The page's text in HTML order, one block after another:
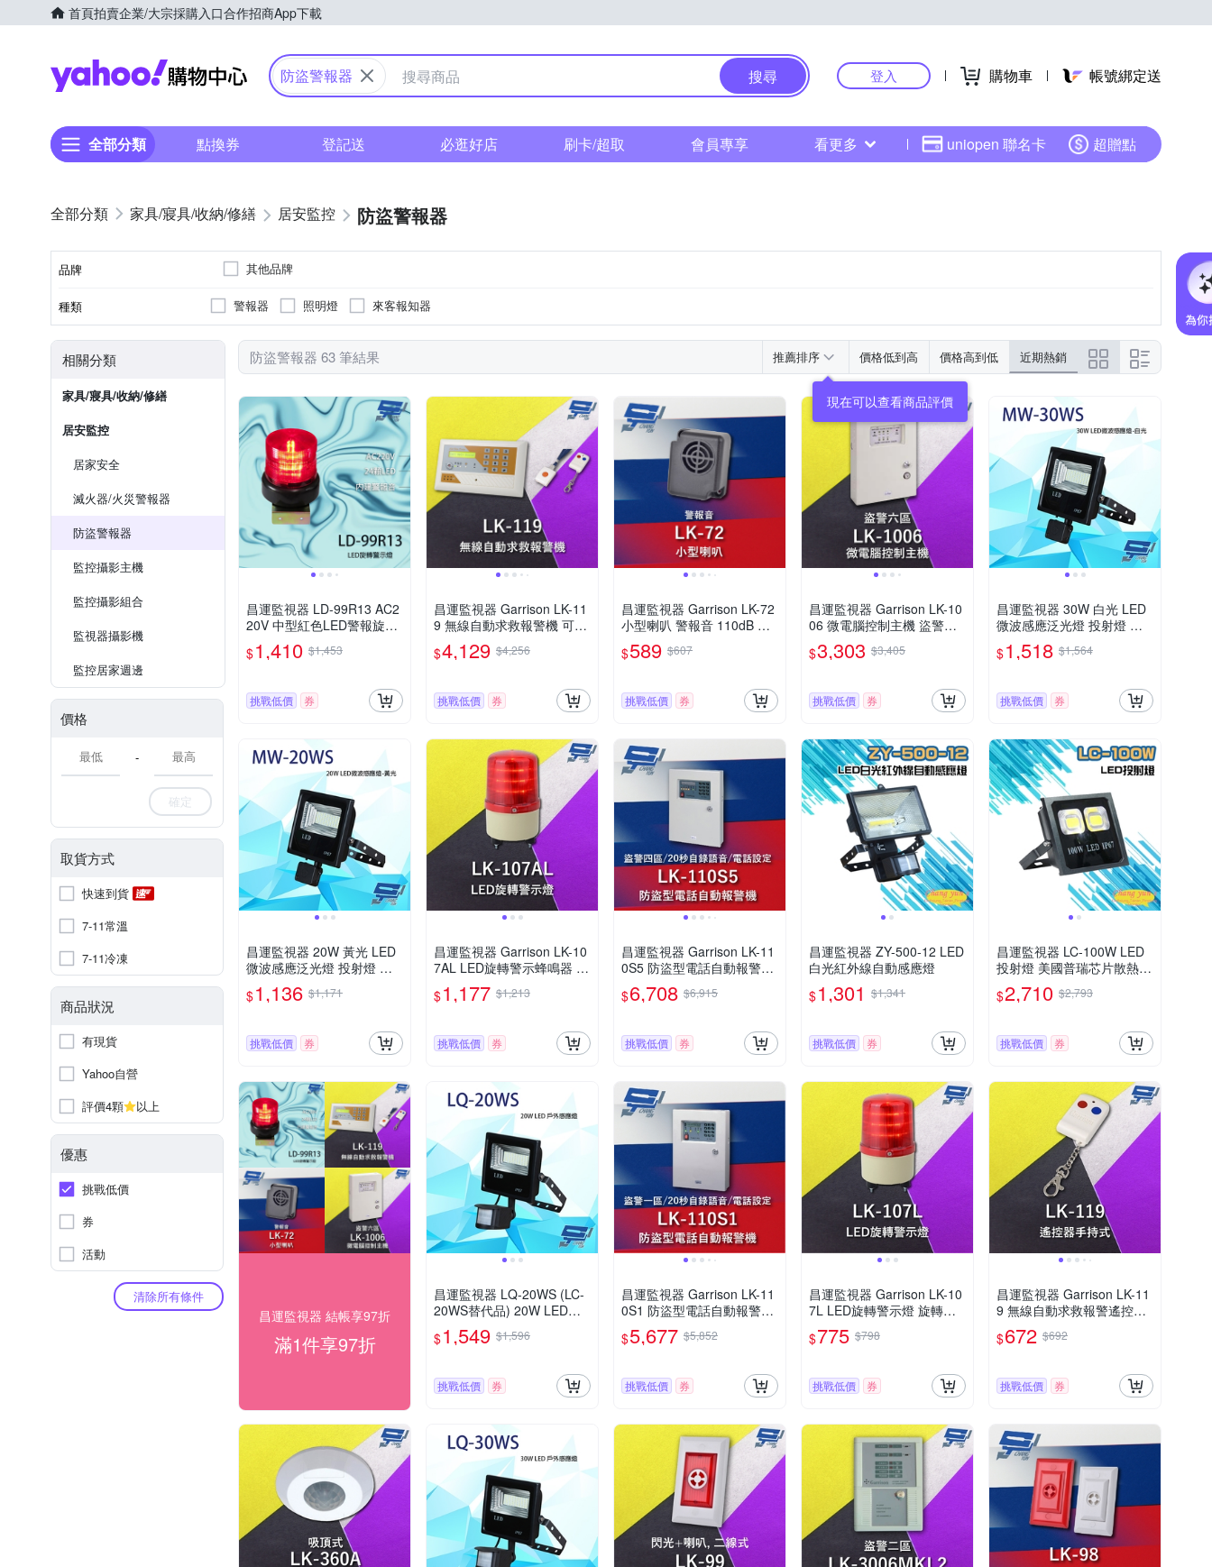
首頁拍賣企業/大宗採購入口合作招商App下載
Yahoo購物中心
防盜警報器 搜尋 登入 購物車 帳號綁定送
全部分類 點換券 登記送 必逛好店 刷卡/超取 會員專享 看更多 uniopen 聯名卡 超贈點
家具/寢具/收納/修繕 居安監控 防盜警報器
品牌 其他品牌
種類 警報器 照明燈 來客報知器
相關分類
家具/寢具/收納/修繕
居安監控
居家安全
滅火器/火災警報器
防盜警報器
監控攝影主機
監控攝影組合
監視器攝影機
監控居家週邊
價格
-
確定
取貨方式
快速到貨
7-11常溫
7-11冷凍
商品狀況
有現貨
Yahoo自營
評價4顆
以上
優惠
挑戰低價
券
活動
清除所有條件
防盜警報器 63 筆結果 推薦排序 價格低到高 價格高到低 近期熱銷
昌運監視器 LD-99R13 AC2
20V 中型紅色LED警報旋轉
燈(含L鍍鋅鐵板支架及蜂鳴
器)
$1,410 $1,453
挑戰低價 券
昌運監視器 Garrison LK-11
9 無線自動求救報警機 可匹
配15支遙控器 可存8組電話
號碼
$4,129 $4,256
挑戰低價 券
昌運監視器 Garrison LK-72
小型喇叭 警報音 110dB 逆
接保護
$589 $607
挑戰低價 券
昌運監視器 Garrison LK-10
06 微電腦控制主機 盜警六
區 快速偵測及終端電阻防破
壞設計
$3,303 $3,405
挑戰低價 券
昌運監視器 30W 白光 LED
微波感應泛光燈 投射燈 投
光燈 戶外洗牆燈 全電壓 戶
外探照燈 燈具 IP67
$1,518 $1,564
挑戰低價 券
昌運監視器 20W 黃光 LED
微波感應泛光燈 投射燈 投
光燈 戶外洗牆燈 全電壓 戶
外探照燈 燈具 IP67
$1,136 $1,171
挑戰低價 券
昌運監視器 Garrison LK-10
7AL LED旋轉警示蜂鳴器 旋
轉燈 警示閃光 內含聲音蜂
鳴器
$1,177 $1,213
挑戰低價 券
昌運監視器 Garrison LK-11
0S5 防盜型電話自動報警機
雙觸發雙20秒自錄語音
$6,708 $6,915
挑戰低價 券
昌運監視器 ZY-500-12 LED
白光紅外線自動感應燈
$1,301 $1,341
挑戰低價 券
昌運監視器 LC-100W LED
投射燈 美國普瑞芯片散熱佳
無水氣
$2,710 $2,793
挑戰低價 券
昌運監視器 結帳享97折
滿1件享97折
昌運監視器 LQ-20WS (LC-
20WS替代品) 20W LED戶
外感應燈 IP-67 LED燈具 感
應器
$1,549 $1,596
挑戰低價 券
昌運監視器 Garrison LK-11
0S1 防盜型電話自動報警機
雙觸發雙20秒自錄語音
$5,677 $5,852
挑戰低價 券
昌運監視器 Garrison LK-10
7L LED旋轉警示燈 旋轉燈
警示閃光
$775 $798
挑戰低價 券
昌運監視器 Garrison LK-11
9 無線自動求救報警遙控器
手持式
$672 $692
挑戰低價 券